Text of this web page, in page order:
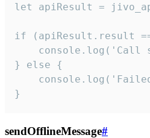
let apiResult =
if (apiResult.result
console.log('Call
} else {
}
sendOfflineMessage#